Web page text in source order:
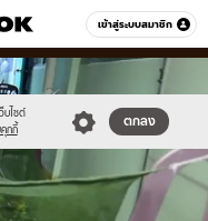
เข้าสู่ระบบสมาชิก
หมวดอื่นๆ
บไซต์
คุกกี้
ตกลง